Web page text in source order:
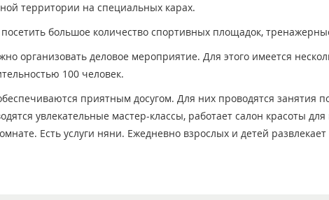
территории на специальных карах.
большое количество спортивных площадок,
организовать деловое мероприятие. Для этого имеется
100 человек.
приятным досугом. Для них проводятся занятия
увлекательные мастер-классы, работает салон красоты
Есть услуги няни. Ежедневно взрослых и детей